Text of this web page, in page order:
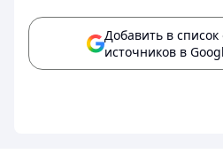
Добавить в
источников в